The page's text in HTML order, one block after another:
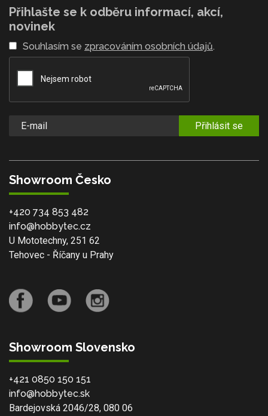
Přihlašte se k odběru informací, akcí,
novinek
Souhlasím se zpracováním osobních údajů.
Přihlásit se
Showroom Česko
+420 734 853 482
info@hobbytec.cz
U Mototechny, 251 62
Tehovec - Říčany u Prahy
Showroom Slovensko
+421 0850 150 151
info@hobbytec.sk
Bardejovská 2046/28, 080 06